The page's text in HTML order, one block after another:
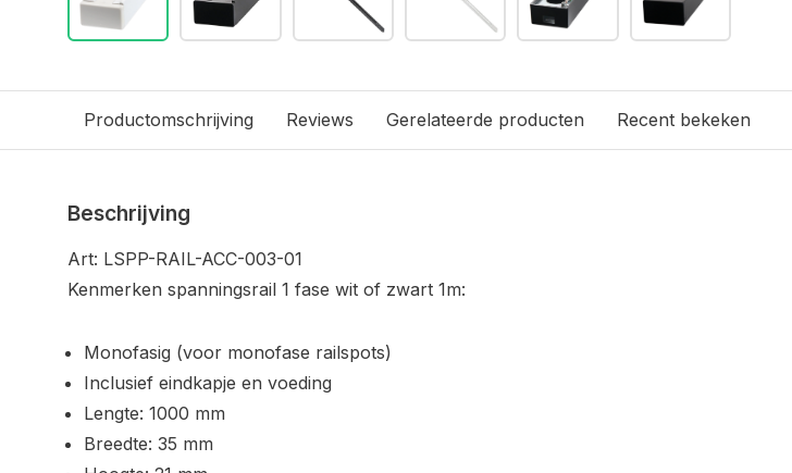
Productomschrijving Reviews Gerelateerde producten Recent bekeken
Beschrijving
Art: LSPP-RAIL-ACC-003-01
Kenmerken spanningsrail 1 fase wit of zwart 1m:
Monofasig (voor monofase railspots)
Inclusief eindkapje en voeding
Lengte: 1000 mm
Breedte: 35 mm